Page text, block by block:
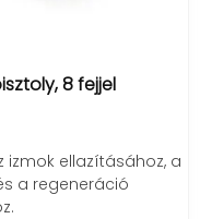
8 fejjel
izmok ellazításához, a
a regeneráció